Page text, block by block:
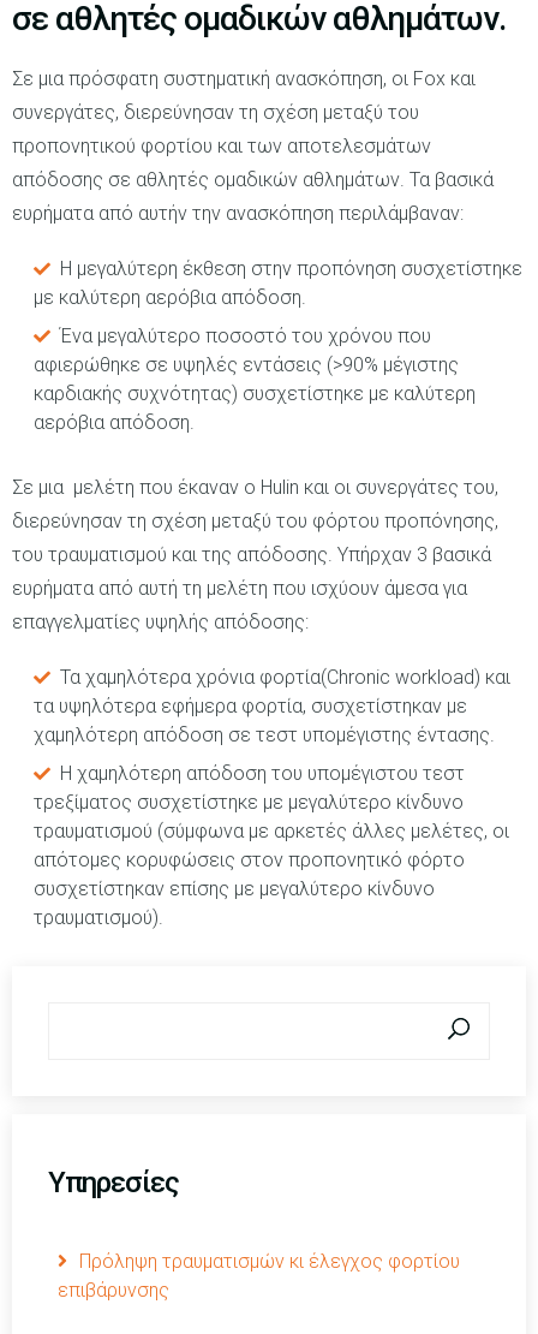
σε αθλητές ομαδικών αθλημάτων.
Σε μια πρόσφατη συστηματική ανασκόπηση, οι Fox και
συνεργάτες, διερεύνησαν τη σχέση μεταξύ του
προπονητικού φορτίου και των αποτελεσμάτων
απόδοσης σε αθλητές ομαδικών αθλημάτων. Τα βασικά
ευρήματα από αυτήν την ανασκόπηση περιλάμβαναν:
Η μεγαλύτερη έκθεση στην προπόνηση συσχετίστηκε
με καλύτερη αερόβια απόδοση.
Ένα μεγαλύτερο ποσοστό του χρόνου που
αφιερώθηκε σε υψηλές εντάσεις (>90% μέγιστης
καρδιακής συχνότητας) συσχετίστηκε με καλύτερη
αερόβια απόδοση.
Σε μια μελέτη που έκαναν ο Hulin και οι συνεργάτες του,
διερεύνησαν τη σχέση μεταξύ του φόρτου προπόνησης,
του τραυματισμού και της απόδοσης. Υπήρχαν 3 βασικά
ευρήματα από αυτή τη μελέτη που ισχύουν άμεσα για
επαγγελματίες υψηλής απόδοσης:
Τα χαμηλότερα χρόνια φορτία(Chronic workload) και
τα υψηλότερα εφήμερα φορτία, συσχετίστηκαν με
χαμηλότερη απόδοση σε τεστ υπομέγιστης έντασης.
Η χαμηλότερη απόδοση του υπομέγιστου τεστ
τρεξίματος συσχετίστηκε με μεγαλύτερο κίνδυνο
τραυματισμού (σύμφωνα με αρκετές άλλες μελέτες, οι
απότομες κορυφώσεις στον προπονητικό φόρτο
συσχετίστηκαν επίσης με μεγαλύτερο κίνδυνο
τραυματισμού).
Υπηρεσίες
Πρόληψη τραυματισμών κι έλεγχος φορτίου
επιβάρυνσης